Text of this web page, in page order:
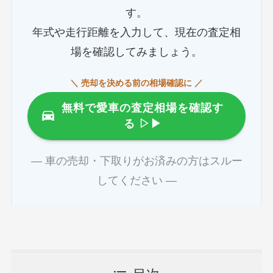
す。
年式や走行距離を入力して、現在の査定相
場を確認してみましょう。
＼ 売却を決める前の相場確認に ／
無料で愛車の査定相場を確認す
る ▷▶
― 車の売却・下取りがお済みの方はスルー
してください ―